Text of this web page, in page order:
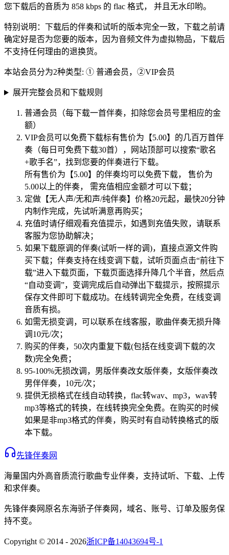
您下载后的音质为 858 kbps 的 flac 格式， 并且无水印哟。
特别说明：下载后的伴奏和试听的版本完全一致，下载之前请
确定好是否为您要的版本，因为音频文件为虚拟物品，下载后
不支持任何理由的退换货。
本站会员分为2种类型: ① 普通会员，②VIP会员
展开完整会员和下载规则
普通会员（每下载一首伴奏，扣除您会员号里相应的金
额）
VIP会员可以免费下载标有售价为【5.00】的几百万首伴
奏（每日可免费下载30首），网站顶部可以搜索“歌名
+歌手名”，找到您要的伴奏进行下载。
所有售价为【5.00】的伴奏均可以免费下载， 售价为
5.00以上的伴奏， 需充值相应金额才可以下载；
定做【无人声/无和声/纯伴奏】价格20元起，最快20分钟
内制作完成，先试听满意再购买；
充值时请仔细观看充值提示，如遇到充值失败，请联系
客服为您协助解决；
如果下载原调的伴奏(试听一样的调)，直接点源文件购
买下载；伴奏支持在线变调下载，试听页面点击“前往下
载”进入下载页面，下载页面选择升降几个半音，然后点
“自动变调”，变调完成后自动弹出下载提示，按照提示
保存文件即可下载成功。在线转调完全免费，在线变调
音质有损。
如需无损变调，可以联系在线客服，歌曲伴奏无损升降
调10元/次；
购买的伴奏，50次内重复下载(包括在线变调下载的次
数)完全免费；
95-100%无损改调，男版伴奏改女版伴奏，女版伴奏改
男伴伴奏，10元/次；
提供无损格式在线自动转换，flac转wav、mp3，wav转
mp3等格式的转换，在线转换完全免费。在购买的时候
如果是非mp3格式的伴奏，购买时有自动转换格式的版
本下载。
先锋伴奏网
海量国内外高音质流行歌曲专业伴奏，支持试听、下载、上传
和求伴奏。
先锋伴奏网 原名东海骄子伴奏网 ，域名、账号、订单及服务保
持不变。
Copyright © 2014 - 2026浙ICP备14043694号-1